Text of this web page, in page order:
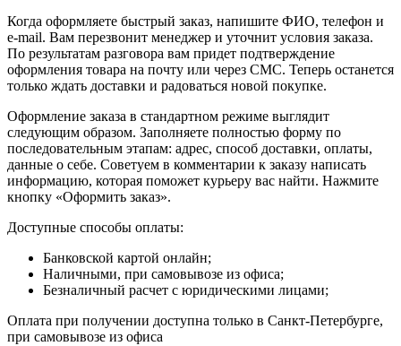
Когда оформляете быстрый заказ, напишите ФИО, телефон и
e-mail. Вам перезвонит менеджер и уточнит условия заказа.
По результатам разговора вам придет подтверждение
оформления товара на почту или через СМС. Теперь останется
только ждать доставки и радоваться новой покупке.
Оформление заказа в стандартном режиме выглядит
следующим образом. Заполняете полностью форму по
последовательным этапам: адрес, способ доставки, оплаты,
данные о себе. Советуем в комментарии к заказу написать
информацию, которая поможет курьеру вас найти. Нажмите
кнопку «Оформить заказ».
Доступные способы оплаты:
Банковской картой онлайн;
Наличными, при самовывозе из офиса;
Безналичный расчет с юридическими лицами;
Оплата при получении доступна только в Санкт-Петербурге,
при самовывозе из офиса